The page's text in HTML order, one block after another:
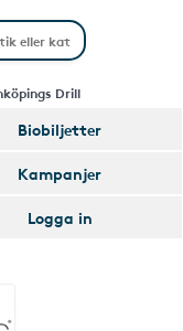
Drill
Biobiljetter
Kampanjer
Logga in